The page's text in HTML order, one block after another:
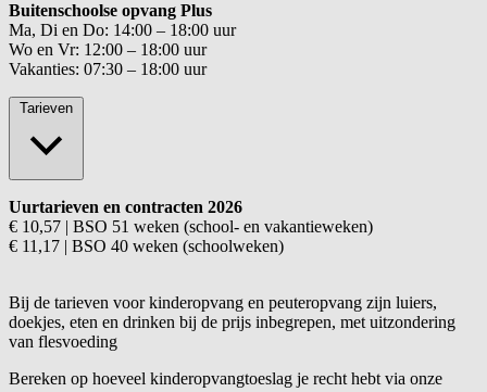
Buitenschoolse opvang Plus
Ma, Di en Do: 14:00 – 18:00 uur
Wo en Vr: 12:00 – 18:00 uur
Vakanties: 07:30 – 18:00 uur
Tarieven
Uurtarieven en contracten 2026
€ 10,57 | BSO 51 weken (school- en vakantieweken)
€ 11,17 | BSO 40 weken (schoolweken)
Bij de tarieven voor kinderopvang en peuteropvang zijn luiers,
doekjes, eten en drinken bij de prijs inbegrepen, met uitzondering
van flesvoeding
Bereken op hoeveel kinderopvangtoeslag je recht hebt via onze